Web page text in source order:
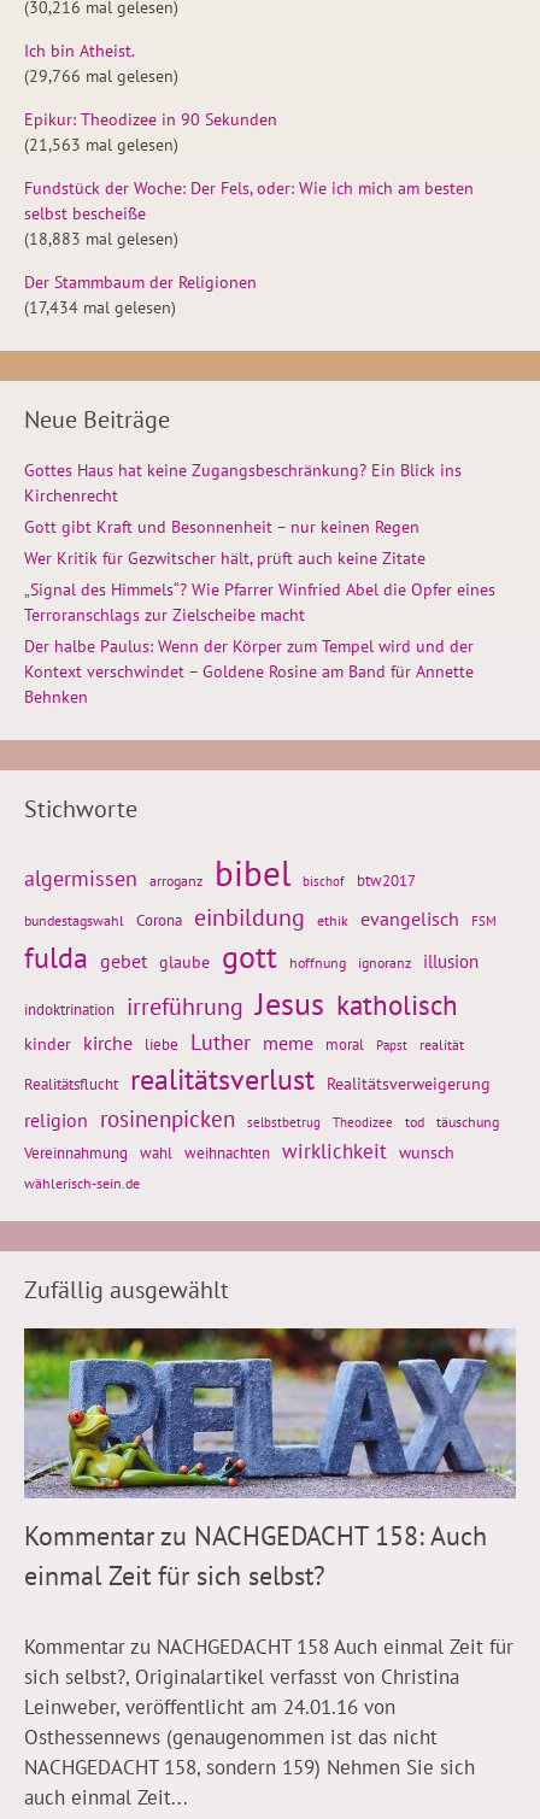
(30,216 mal gelesen)
Ich bin Atheist.
(29,766 mal gelesen)
Epikur: Theodizee in 90 Sekunden
(21,563 mal gelesen)
Fundstück der Woche: Der Fels, oder: Wie ich mich am besten
selbst bescheiße
(18,883 mal gelesen)
Der Stammbaum der Religionen
(17,434 mal gelesen)
Neue Beiträge
Gottes Haus hat keine Zugangsbeschränkung? Ein Blick ins
Kirchenrecht
Gott gibt Kraft und Besonnenheit – nur keinen Regen
Wer Kritik für Gezwitscher hält, prüft auch keine Zitate
„Signal des Himmels“? Wie Pfarrer Winfried Abel die Opfer eines
Terroranschlags zur Zielscheibe macht
Der halbe Paulus: Wenn der Körper zum Tempel wird und der
Kontext verschwindet – Goldene Rosine am Band für Annette
Behnken
Stichworte
algermissen arroganz bibel bischof btw2017
bundestagswahl Corona einbildung ethik evangelisch FSM
fulda gebet glaube gott hoffnung ignoranz illusion
indoktrination irreführung Jesus katholisch
kinder kirche liebe Luther meme moral Papst realität
Realitätsflucht realitätsverlust Realitätsverweigerung
religion rosinenpicken selbstbetrug Theodizee tod täuschung
Vereinnahmung wahl weihnachten wirklichkeit wunsch
wählerisch-sein.de
Zufällig ausgewählt
Kommentar zu NACHGEDACHT 158: Auch
einmal Zeit für sich selbst?
Kommentar zu NACHGEDACHT 158 Auch einmal Zeit für
sich selbst?, Originalartikel verfasst von Christina
Leinweber, veröffentlicht am 24.01.16 von
Osthessennews (genaugenommen ist das nicht
NACHGEDACHT 158, sondern 159) Nehmen Sie sich
auch einmal Zeit...